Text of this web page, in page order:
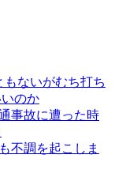
もないがむち打ち
のか
事故に遭った時
不調を起こしま